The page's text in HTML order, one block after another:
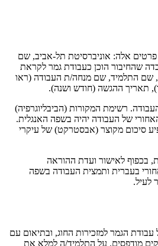
פרטים אלה: אוניברסיטת תל-אביב, שם
שהחיבור הוכן כעבודת גמר לקראת
שם התלמיד, שם מנחה/ת העבודה (ראו
תאריך ההגשה (חודש ושנה).
רשימת המקורות (הביבליוגרפיה)
של העבודה יהיה בשפה האנגלית.
סיכום מקוצר (אבסטרקט) של עיקרי
בכפוף לאישור ועדת ההוראה
בעברית ותמצית העבודה בשפה
לעיל.
הגמר למזכירות החוג, ובתיאום עם
מודפסים. על התלמיד/ה למלא את